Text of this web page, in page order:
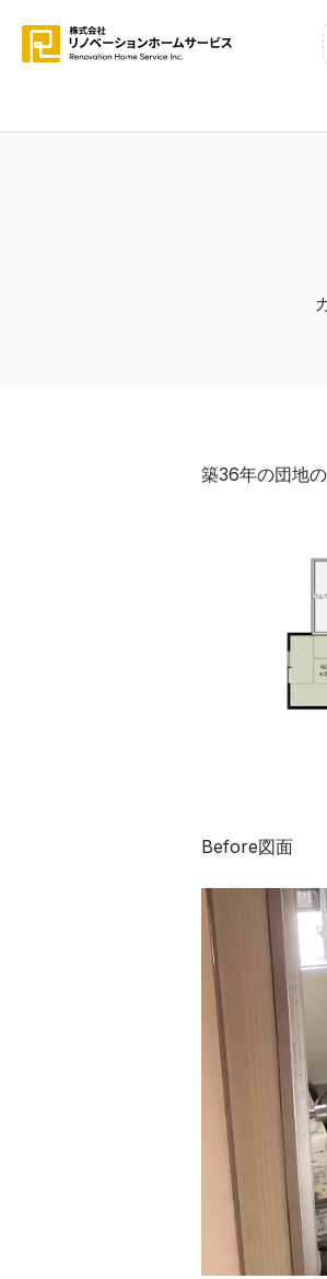
築36年の団地
Before図面